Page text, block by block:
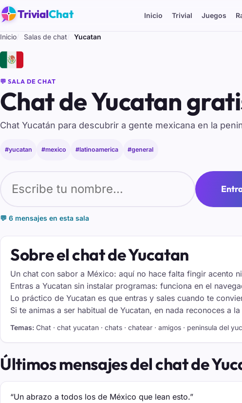
TrivialChat Inicio Trivial Juegos
Inicio Salas de chat Yucatan
🇲🇽
💬 SALA DE CHAT
Chat de Yucatan
Chat Yucatán para descubrir a gente mexicana en la
#yucatan #mexico #latinoamerica #general
💬 6 mensajes en esta sala
Sobre el chat de Yucatan
Un chat con sabor a México: aquí no hace falta fingir acento
Entras a Yucatan sin instalar programas: funciona en el
Lo práctico de Yucatan es que entras y sales cuando te
Si te animas a ser habitual de Yucatan, en nada reconoces a
Temas: Chat · chat yucatan · chats · chatear · amigos · peninsula del
Últimos mensajes del chat de
“Un abrazo a todos los de México que lean esto.”